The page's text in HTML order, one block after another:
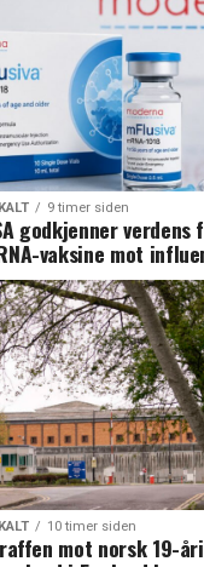
9 timer siden
godkjenner verdens
vaksine mot
10 timer siden
mot norsk 19-